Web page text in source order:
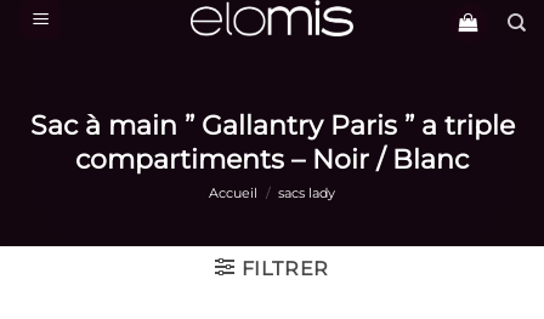
Passer
Sac à main ” Gallantry Paris ” a triple
compartiments – Noir / Blanc
Accueil / sacs lady
FILTRER